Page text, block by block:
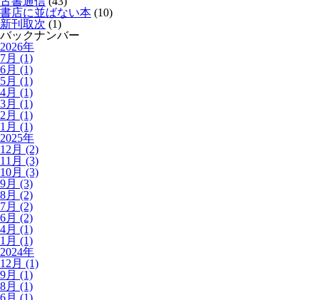
書店に並ばない本 (10)
新刊取次 (1)
バックナンバー
2026年
7月 (1)
6月 (1)
5月 (1)
4月 (1)
3月 (1)
2月 (1)
1月 (1)
2025年
12月 (2)
11月 (3)
10月 (3)
9月 (3)
8月 (2)
7月 (2)
6月 (2)
4月 (1)
1月 (1)
2024年
12月 (1)
9月 (1)
8月 (1)
6月 (1)